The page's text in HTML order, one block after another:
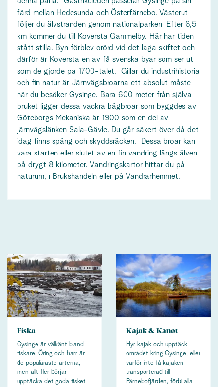
färd mellan Hedesunda och Österfärnebo. Västerut
följer du älvstranden genom nationalparken. Efter 6,5
km kommer du till Koversta Gammelby. Här har tiden
stått stilla. Byn förblev orörd vid det laga skiftet och
därför är Koversta en av få svenska byar som ser ut
som de gjorde på 1700-talet. Gillar du industrihistoria
och fin natur är Järnvägsbroarna ett absolut måste
när du besöker Gysinge. Bara 600 meter från själva
bruket ligger dessa vackra bågbroar som byggdes av
Göteborgs Mekaniska år 1900 som en del av
järnvägslänken Sala-Gävle. Du går säkert över då det
idag finns spång och skyddsräcken. Dessa broar kan
vara starten eller slutet av en fin vandring längs älven
på drygt 8 kilometer. Vandringskartor hittar du på
naturum, i Brukshandeln eller på Vandrarhemmet.
Fiska
Gysinge är välkänt bland
fiskare. Öring och harr är
de populäraste arterna,
men allt fler börjar
upptäcka det goda fisket
Kajak & Kanot
Hyr kajak och upptäck
området kring Gysinge, eller
varför inte få kajaken
transporterad till
Färnebofjärden, förbi alla